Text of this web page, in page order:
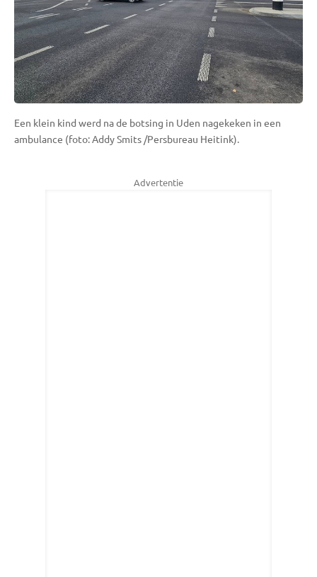
Een klein kind werd na de botsing in Uden nagekeken in een
ambulance (foto: Addy Smits /Persbureau Heitink).
Advertentie